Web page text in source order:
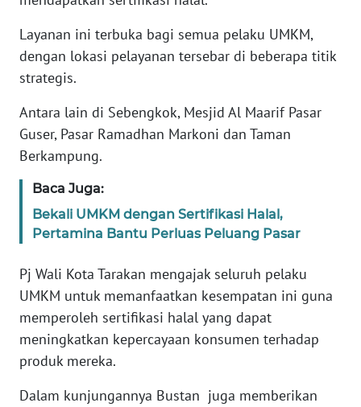
Layanan ini terbuka bagi semua pelaku UMKM,
dengan lokasi pelayanan tersebar di beberapa titik
strategis.
Antara lain di Sebengkok, Mesjid Al Maarif Pasar
Guser, Pasar Ramadhan Markoni dan Taman
Berkampung.
Baca Juga:
Bekali UMKM dengan Sertifikasi Halal,
Pertamina Bantu Perluas Peluang Pasar
Pj Wali Kota Tarakan mengajak seluruh pelaku
UMKM untuk memanfaatkan kesempatan ini guna
memperoleh sertifikasi halal yang dapat
meningkatkan kepercayaan konsumen terhadap
produk mereka.
Dalam kunjungannya Bustan juga memberikan
JABAR
WN
BANTEN
WN
KEPRI
WN
WN
PAPUA
BARAT
WN